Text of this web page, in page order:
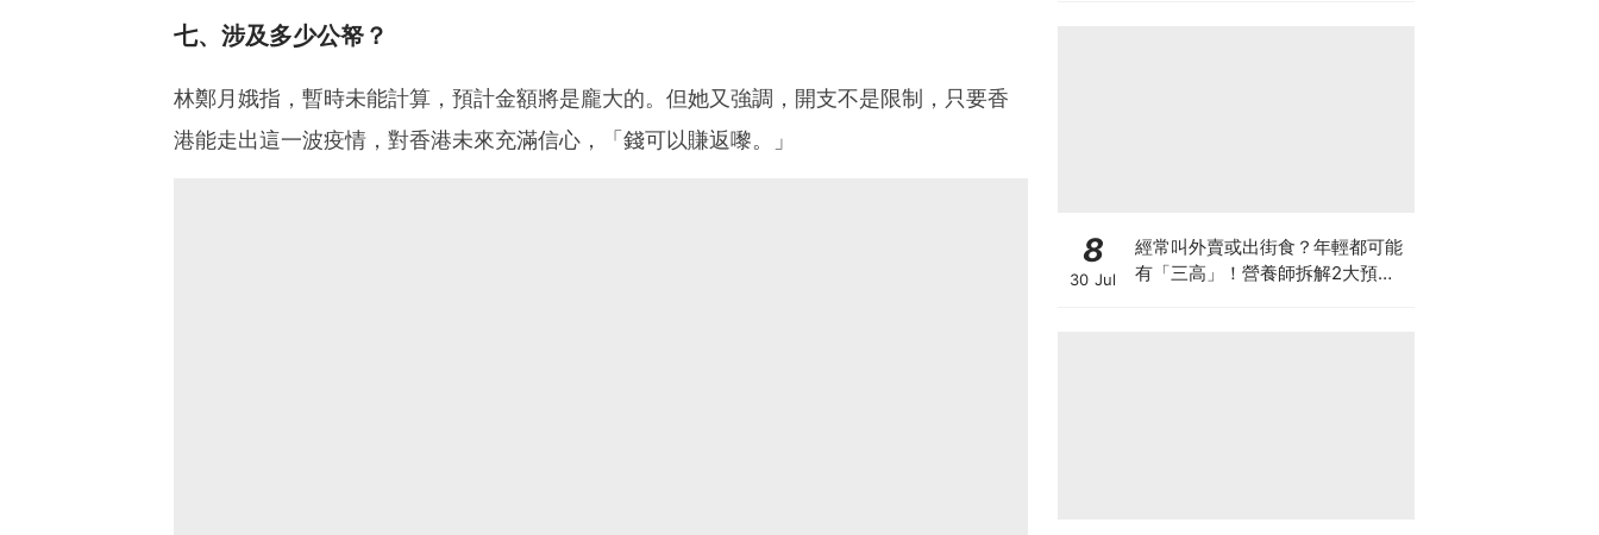
七、涉及多少公帑？
林鄭月娥指，暫時未能計算，預計金額將是龐大的。但她又強調，開支不是限制，只要香
港能走出這一波疫情，對香港未來充滿信心，「錢可以賺返嚟。」
8
30 Jul
經常叫外賣或出街食？年輕都可能
有「三高」！營養師拆解2大預防